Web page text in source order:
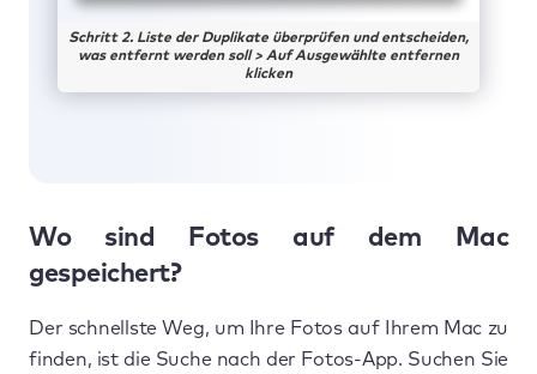
Schritt 2. Liste der Duplikate überprüfen und entscheiden,
was entfernt werden soll > Auf Ausgewählte entfernen
klicken
Wo sind Fotos auf dem Mac
gespeichert?
Der schnellste Weg, um Ihre Fotos auf Ihrem Mac zu
finden, ist die Suche nach der Fotos-App. Suchen Sie